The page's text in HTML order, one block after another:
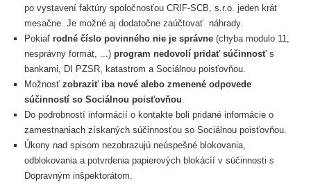
po vystavení faktúry spoločnosťou CRIF-SCB, s.r.o. jeden krát
mesačne. Je možné aj dodatočne zaúčtovať náhrady.
Pokiaľ rodné číslo povinného nie je správne (chyba modulo 11,
nesprávny formát, ...) program nedovolí pridať súčinnosťs
bankami, DI PZSR, katastrom a Sociálnou poisťovňou.
Možnosť zobraziť iba nové alebo zmenené odpovede
súčinností so Sociálnou poisťovňou.
Do podrobností informácií o kontakte boli pridané informácie o
zamestnaniach získaných súčinnosťou so Sociálnou poisťovňou.
Úkony nad spisom nezobrazujú neúspešné blokovania,
odblokovania a potvrdenia papierových blokácíí v súčinnosti s
Dopravným inšpektorátom.